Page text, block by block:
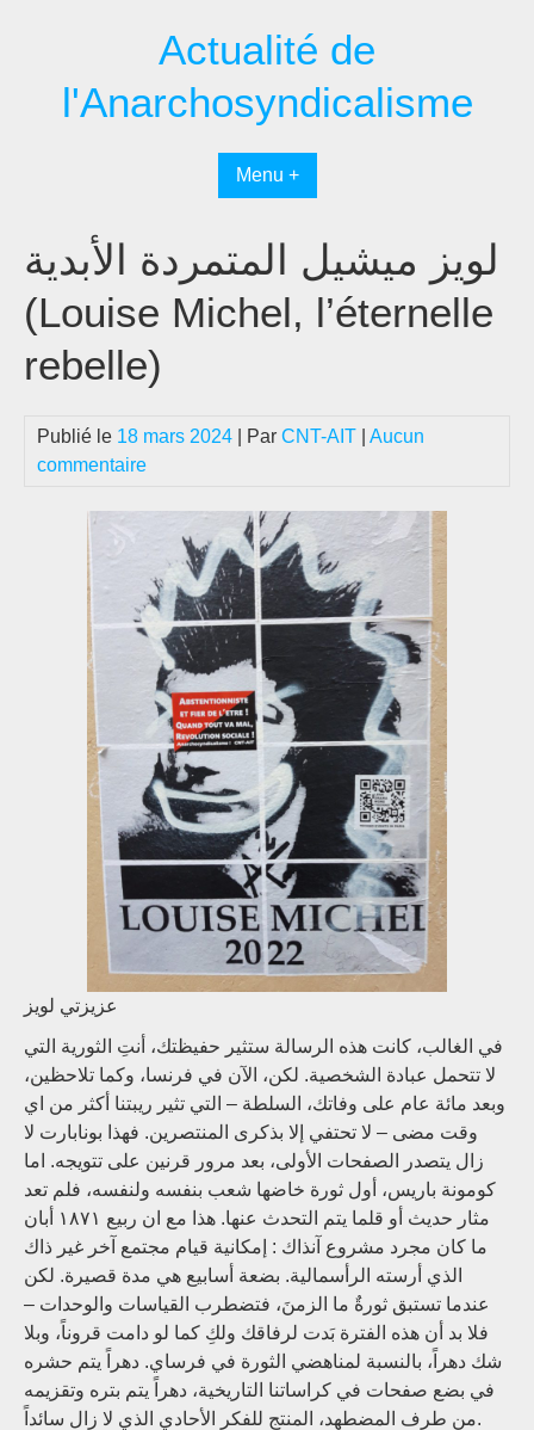
Actualité de
l'Anarchosyndicalisme
Menu +
لويز ميشيل المتمردة الأبدية
(Louise Michel, l’éternelle
rebelle)
Publié le 18 mars 2024 | Par CNT-AIT
Aucun
commentaire
عزيزتي لويز
في الغالب، كانت هذه الرسالة ستثير حفيظتك، أنتِ الثورية التي
لا تتحمل عبادة الشخصية. لكن، الآن في فرنسا، وكما تلاحظين،
وبعد مائة عام على وفاتك، السلطة – التي تثير ريبتنا أكثر من اي
وقت مضى – لا تحتفي إلا بذكرى المنتصرين. فهذا بونابارت لا
زال يتصدر الصفحات الأولى، بعد مرور قرنين على تتويجه. اما
كومونة باريس، أول ثورة خاضها شعب بنفسه ولنفسه، فلم تعد
مثار حديث أو قلما يتم التحدث عنها. هذا مع ان ربيع ١٨٧١ أبان
ما كان مجرد مشروع آنذاك : إمكانية قيام مجتمع آخر غير ذاك
الذي أرسته الرأسمالية. بضعة أسابيع هي مدة قصيرة. لكن
عندما تستبق ثورةٌ ما الزمنَ، فتضطرب القياسات والوحدات –
فلا بد أن هذه الفترة بَدت لرفاقك ولكِ كما لو دامت قروناً، وبلا
شك دهراً، بالنسبة لمناهضي الثورة في فرساي. دهراً يتم حشره
في بضع صفحات في كراساتنا التاريخية، دهراً يتم بتره وتقزيمه
من طرف المضطهِد، المنتج للفكر الأحادي الذي لا زال سائداً.